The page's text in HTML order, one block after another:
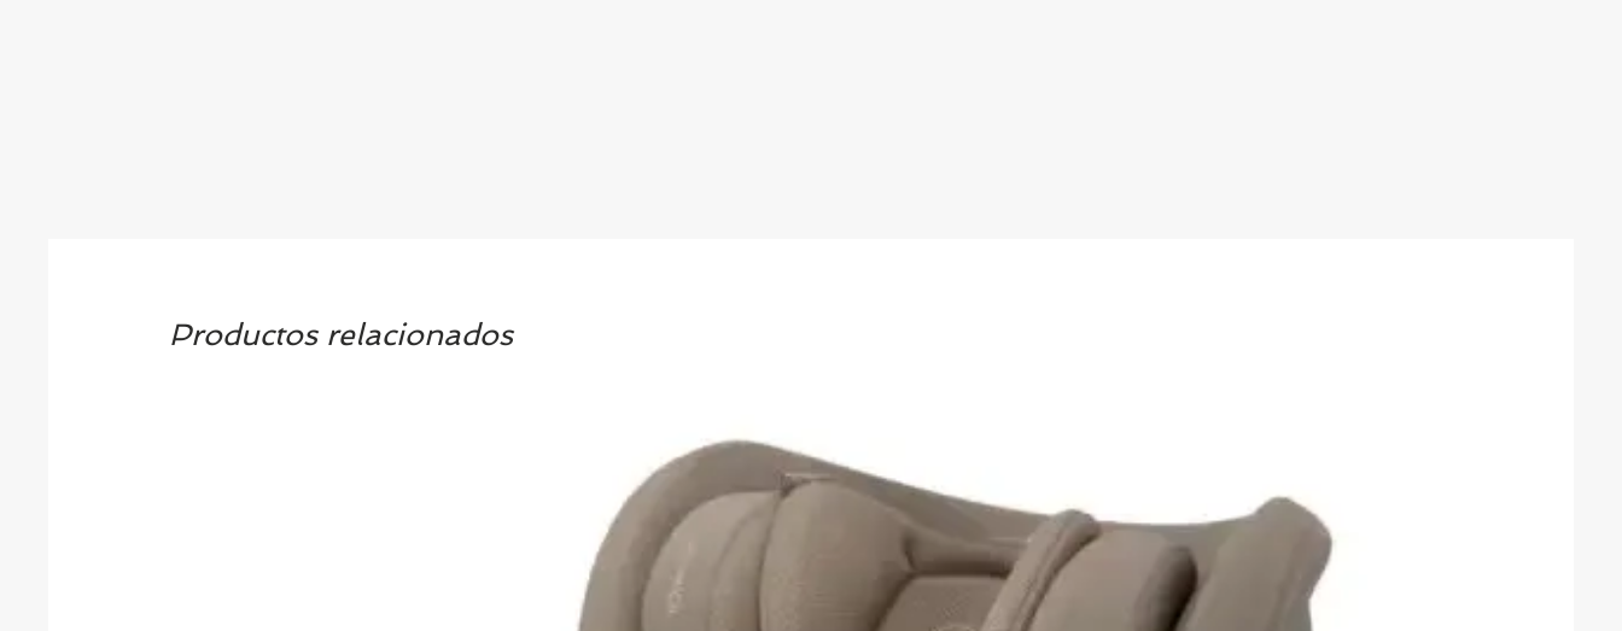
Productos relacionados